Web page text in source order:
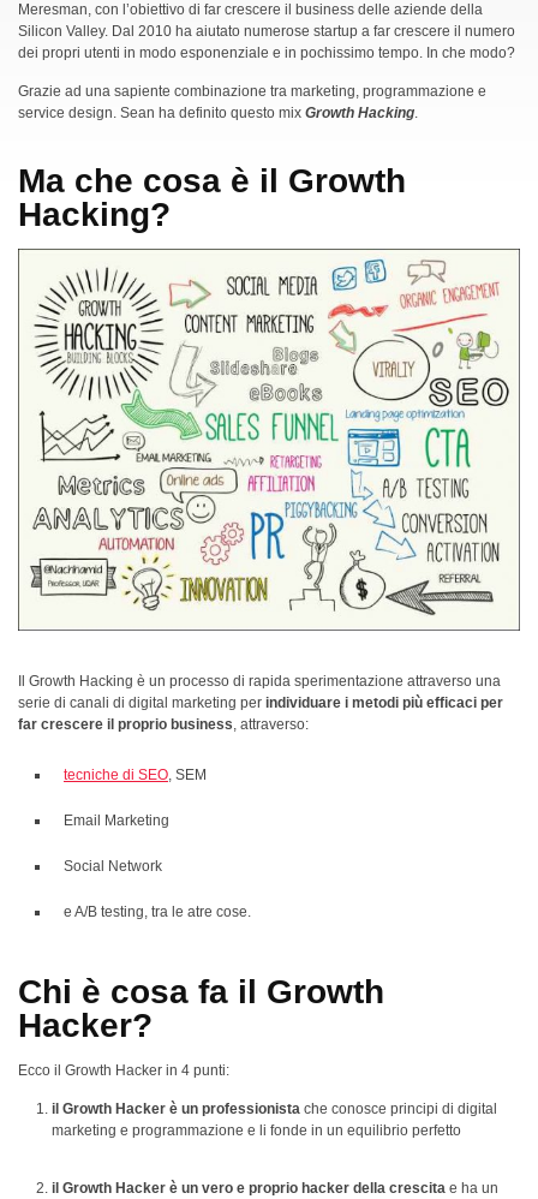
Meresman, con l’obiettivo di far crescere il business delle aziende della
Silicon Valley. Dal 2010 ha aiutato numerose startup a far crescere il numero
dei propri utenti in modo esponenziale e in pochissimo tempo. In che modo?
Grazie ad una sapiente combinazione tra marketing, programmazione e
service design. Sean ha definito questo mix Growth Hacking.
Ma che cosa è il Growth
Hacking?
Il Growth Hacking è un processo di rapida sperimentazione attraverso una
serie di canali di digital marketing per individuare i metodi più efficaci per
far crescere il proprio business, attraverso:
tecniche di SEO, SEM
Email Marketing
Social Network
e A/B testing, tra le atre cose.
Chi è cosa fa il Growth
Hacker?
Ecco il Growth Hacker in 4 punti:
il Growth Hacker è un professionista che conosce principi di digital
marketing e programmazione e li fonde in un equilibrio perfetto
il Growth Hacker è un vero e proprio hacker della crescita e ha un